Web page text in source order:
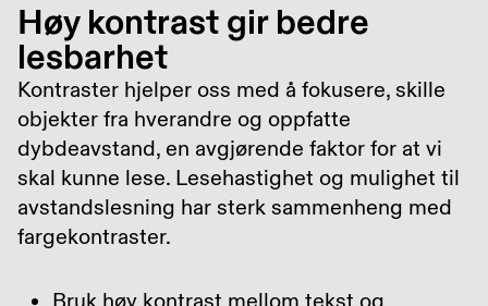
Høy kontrast gir bedre
lesbarhet
Kontraster hjelper oss med å fokusere, skille
objekter fra hverandre og oppfatte
dybdeavstand, en avgjørende faktor for at vi
skal kunne lese. Lesehastighet og mulighet til
avstandslesning har sterk sammenheng med
fargekontraster.